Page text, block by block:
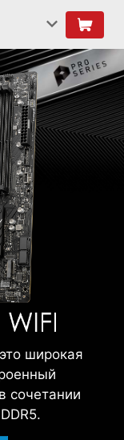
широкая
сочетании